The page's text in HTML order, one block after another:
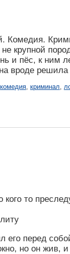
Комедия.
крупной
и пёс, к ним
вроде
комедия, криминал,
то
его перед
но он жив,